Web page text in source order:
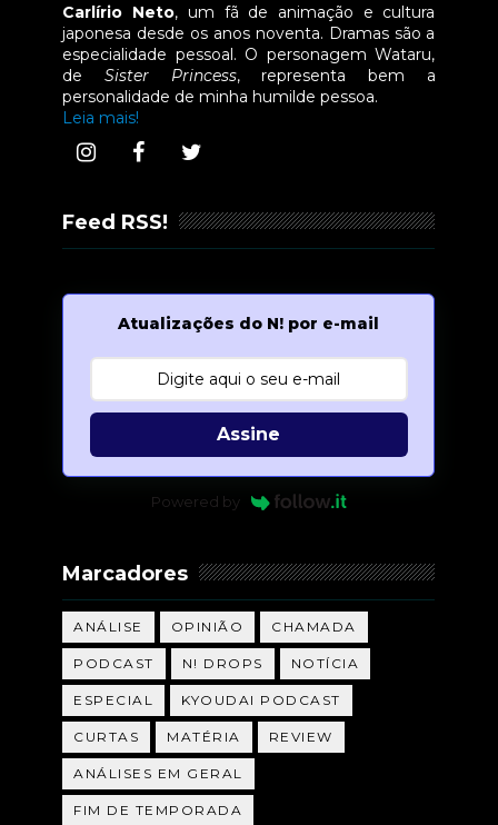
Carlírio Neto, um fã de animação e cultura
japonesa desde os anos noventa. Dramas são a
especialidade pessoal. O personagem Wataru,
deSister Princess, representa bem a
personalidade de minha humilde pessoa.
Leia mais!
Feed RSS!
Atualizações do N! por e-mail
Assine
Powered by
Marcadores
ANÁLISE OPINIÃO CHAMADA
PODCAST N! DROPS NOTÍCIA
ESPECIAL KYOUDAI PODCAST
CURTAS MATÉRIA REVIEW
ANÁLISES EM GERAL
FIM DE TEMPORADA